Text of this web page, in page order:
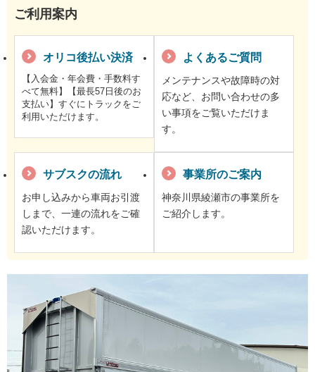
ご利用案内
オリコ後払い決済
【入会金・年会費・手数料す
べて無料】【最長57日後のお
支払い】すぐにトラックをご
利用いただけます。
よくあるご質問
メンテナンスや故障時の対
応など、お問い合わせの多
い事項をご覧いただけま
す。
サブスクの流れ
お申し込みから車両お引渡
しまで、一連の流れをご確
認いただけます。
事業所のご案内
神奈川県綾瀬市の事業所を
ご紹介します。